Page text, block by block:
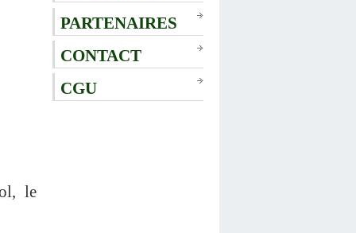
le
PARTENAIRES
CONTACT
CGU